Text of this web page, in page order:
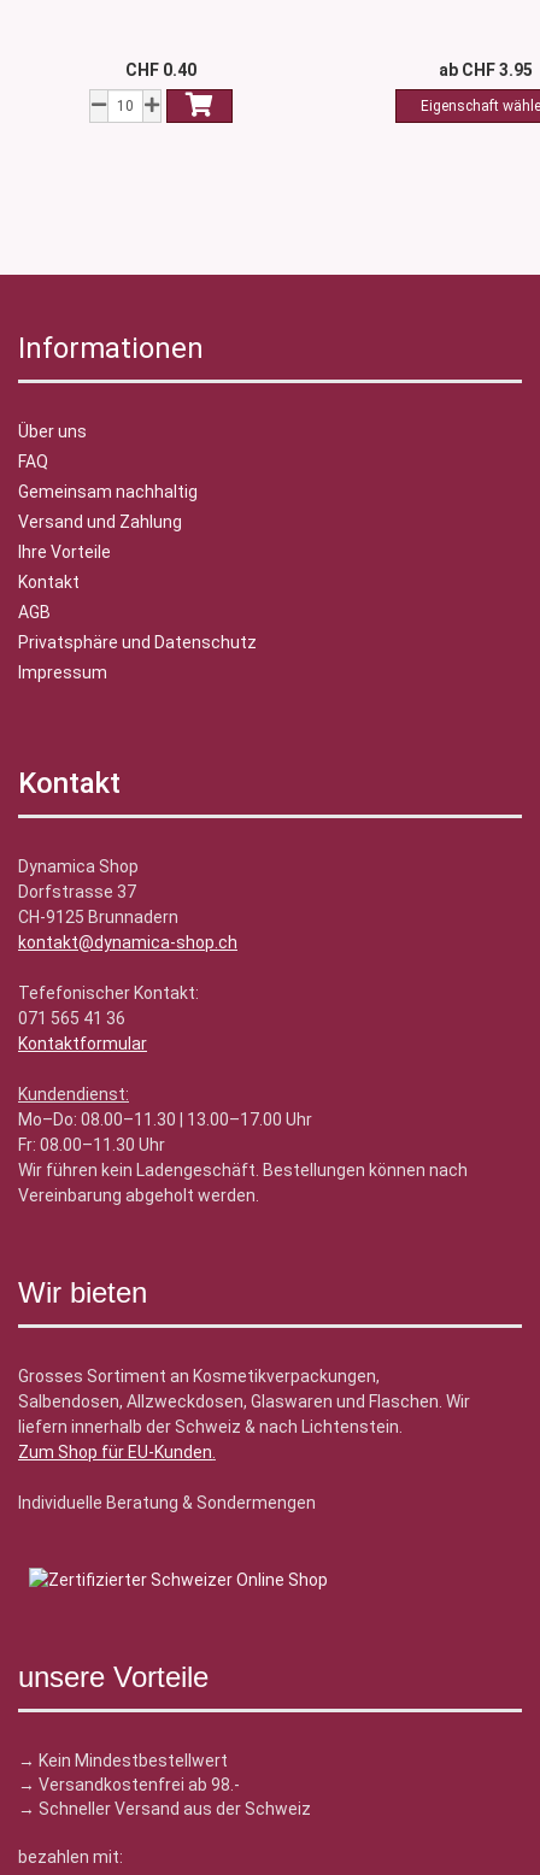
CHF 0.40 ab CHF 3.95
Informationen
Über uns
FAQ
Gemeinsam nachhaltig
Versand und Zahlung
Ihre Vorteile
Kontakt
AGB
Privatsphäre und Datenschutz
Impressum
Kontakt
Dynamica Shop
Dorfstrasse 37
CH-9125 Brunnadern
kontakt@dynamica-shop.ch
Tefefonischer Kontakt:
071 565 41 36
Kontaktformular
Kundendienst:
Mo–Do: 08.00–11.30 | 13.00–17.00 Uhr
Fr: 08.00–11.30 Uhr
Wir führen kein Ladengeschäft. Bestellungen können nach
Vereinbarung abgeholt werden.
Wir bieten
Grosses Sortiment an Kosmetikverpackungen,
Salbendosen, Allzweckdosen, Glaswaren und Flaschen. Wir
liefern innerhalb der Schweiz & nach Lichtenstein.
Zum Shop für EU-Kunden.
Individuelle Beratung & Sondermengen
unsere Vorteile
→ Kein Mindestbestellwert
→ Versandkostenfrei ab 98.-
→ Schneller Versand aus der Schweiz
bezahlen mit: